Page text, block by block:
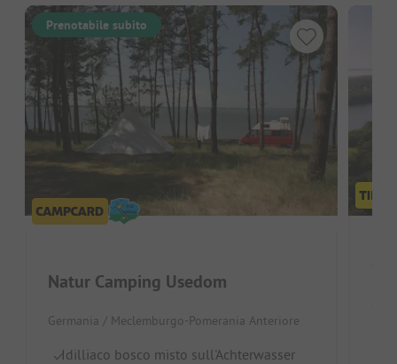
Prenotabile subito
Natur Camping Usedom
Germania / Meclemburgo-Pomerania Anteriore
Idilliaco bosco misto sull'Achterwasser